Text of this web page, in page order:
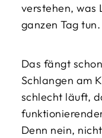
verstehen, was
ganzen Tag tun.
Das fängt
Schlangen am
schlecht läuft,
Denn nein,